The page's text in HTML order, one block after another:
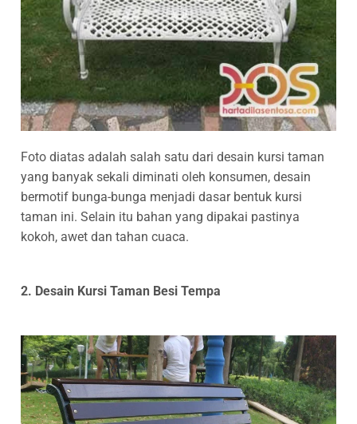
Foto diatas adalah salah satu dari desain kursi taman
yang banyak sekali diminati oleh konsumen, desain
bermotif bunga-bunga menjadi dasar bentuk kursi
taman ini. Selain itu bahan yang dipakai pastinya
kokoh, awet dan tahan cuaca.
2. Desain Kursi Taman Besi Tempa